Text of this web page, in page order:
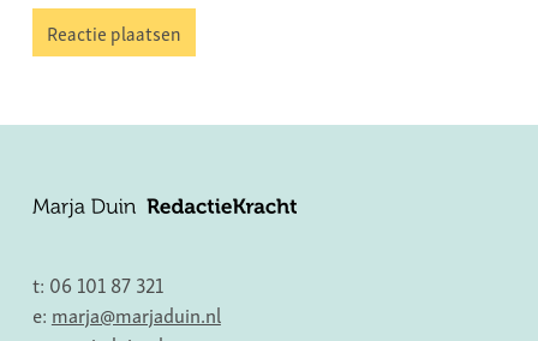
t: 06 101 87 321
e: marja@marjaduin.nl